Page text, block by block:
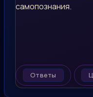
самопознания.
Ответы